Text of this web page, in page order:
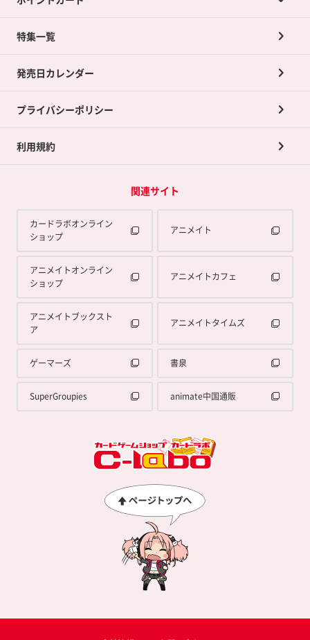
ネット買取について
買取承諾書について
ポイントカードTOP
ポイント交換景品
特集一覧
発売日カレンダー
プライバシーポリシー
利用規約
関連サイト
カードラボオンライン
ショップ
アニメイト
アニメイトオンライン
ショップ
アニメイトカフェ
アニメイトブックスト
ア
アニメイトタイムズ
ゲーマーズ 書泉
SuperGroupies animate中国通販